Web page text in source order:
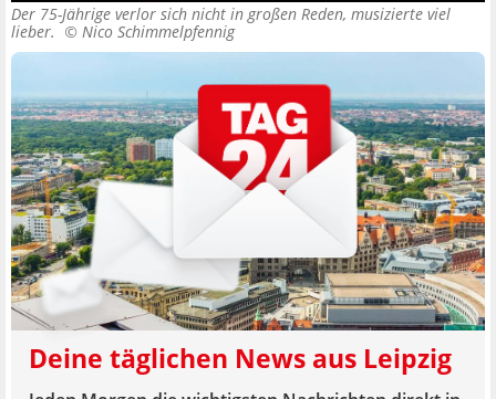
Der 75-Jährige verlor sich nicht in großen Reden, musizierte viel
lieber. © Nico Schimmelpfennig
Deine täglichen News aus Leipzig